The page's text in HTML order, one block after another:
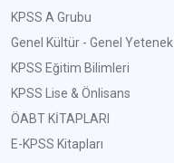
KPSS A Grubu
Genel Kültür - Genel Yetenek
KPSS Eğitim Bilimleri
KPSS Lise & Önlisans
ÖABT KİTAPLARI
E-KPSS Kitapları